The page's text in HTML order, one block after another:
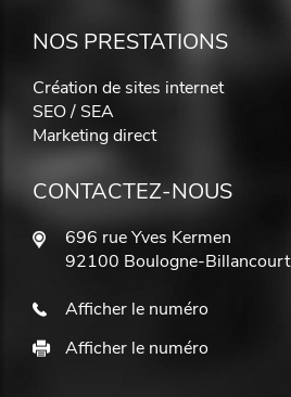
NOS PRESTATIONS
Création de sites internet
SEO / SEA
Marketing direct
CONTACTEZ-NOUS
696 rue Yves Kermen
92100 Boulogne-Billancourt
Afficher le numéro
Afficher le numéro